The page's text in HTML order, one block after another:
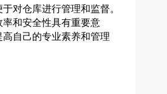
对仓库进行管理和监督。
和安全性具有重要意
自己的专业素养和管理